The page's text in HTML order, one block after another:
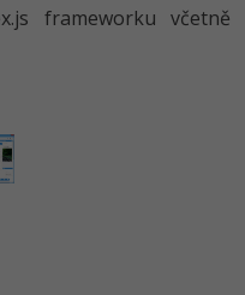
frameworku včetně